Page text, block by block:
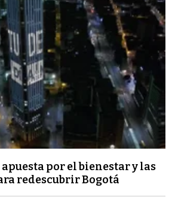
por el bienestar y las
redescubrir Bogotá